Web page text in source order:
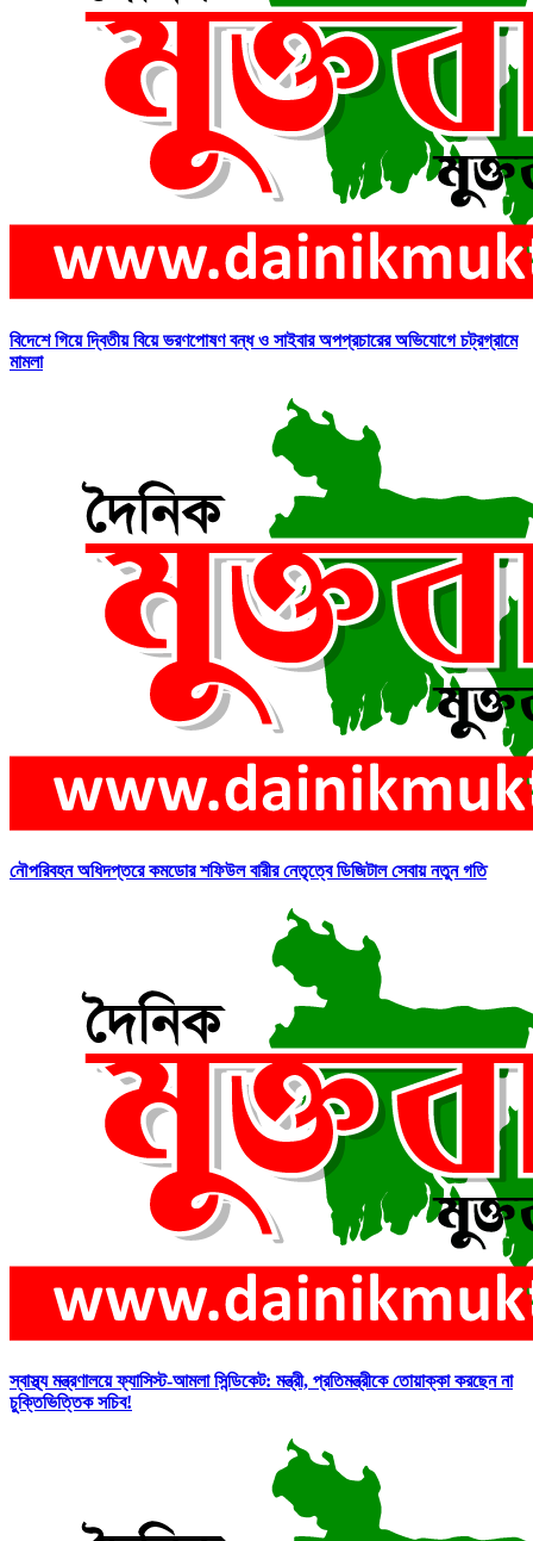
বিদেশে গিয়ে দ্বিতীয় বিয়ে ভরণপোষণ বন্ধ ও সাইবার অপপ্রচারের অভিযোগে চট্রগ্রামে
মামলা
নৌপরিবহন অধিদপ্তরে কমডোর শফিউল বারীর নেতৃত্বে ডিজিটাল সেবায় নতুন গতি
স্বাস্থ্য মন্ত্রণালয়ে ফ্যাসিস্ট-আমলা সিন্ডিকেট: মন্ত্রী, প্রতিমন্ত্রীকে তোয়াক্কা করছেন না
চুক্তিভিত্তিক সচিব!